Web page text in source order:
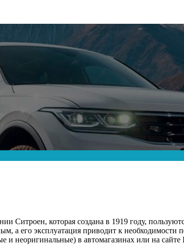
Ситроен, которая создана в 1919 году,
а его эксплуатация приводит к необходимости
и неоригинальные) в автомагазинах или на сайте